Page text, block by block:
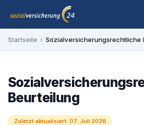
Zum Inhalt springen
sozialversicherung24 — Ihr
Startseite › Sozialversicherungsrechtliche
Beurteilung
Zuletzt aktualisiert: 07. Juli 2026